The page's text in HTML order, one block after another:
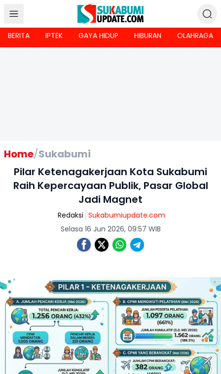
BERITA IPTEK GAYA HIDUP HIBURAN OLAHRAGA
Home/Sukabumi
Pilar Ketenagakerjaan Kota Sukabumi
Raih Kepercayaan Publik, Pasar Global
Jadi Magnet
Redaksi Sukabumiupdate.com
Selasa 16 Jun 2026, 09:57 WIB